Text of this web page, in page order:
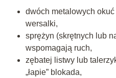
dwóch metalowych
wersalki,
sprężyn (skrętnych lub
wspomagają ruch,
zębatej listwy lub
„łapie” blokada,